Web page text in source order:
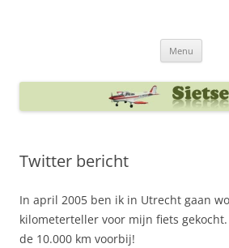
Menu
Twitter bericht
In april 2005 ben ik in Utrecht gaan
kilometerteller voor mijn fiets
de 10.000 km voorbij!